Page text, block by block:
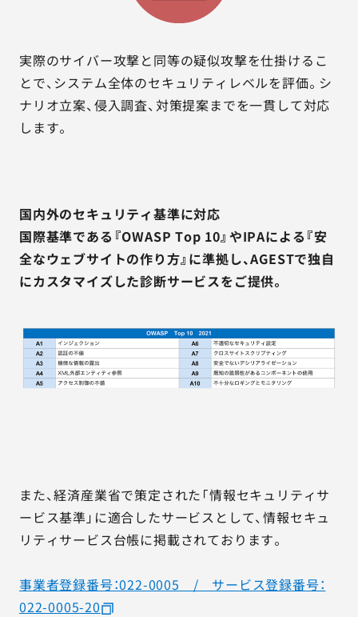
実際のサイバー攻撃と同等の疑似攻撃を仕掛けるこ
とで、システム全体のセキュリティレベルを評価。シ
ナリオ立案、侵入調査、対策提案までを一貫して対応
します。
国内外のセキュリティ基準に対応
国際基準である『OWASP Top 10』やIPAによる『安
全なウェブサイトの作り方』に準拠し、AGESTで独自
にカスタマイズした診断サービスをご提供。
また、経済産業省で策定された「情報セキュリティサ
ービス基準」に適合したサービスとして、情報セキュ
リティサービス台帳に掲載されております。
事業者登録番号：022-0005 / サービス登録番号：
022-0005-20